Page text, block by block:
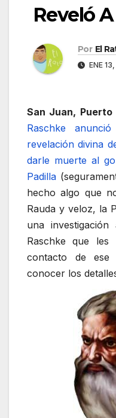
Reveló
Por El
ENE
San Juan, Puerto
Raschke
revelación divina
darle muerte al
Padilla
hecho algo que
Rauda y veloz, la
una
Raschke que les
contacto de ese
conocer los